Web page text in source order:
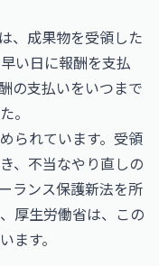
、成果物を受領した
い日に報酬を支払
の支払いをいつまで
。
られています。受領
、不当なやり直しの
ランス保護新法を所
厚生労働省は、この
ます。